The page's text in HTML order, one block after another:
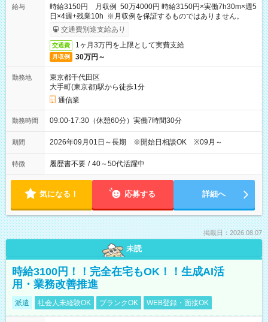
給与
時給3150円 月収例 50万4000円 時給3150円×実働7h30m×週5
日×4週+残業10h ※月収例を保証するものではありません。
交通費別途支給あり
交通費 1ヶ月3万円を上限として実費支給
月収例 30万円～
勤務地
東京都千代田区
大手町(東京都)駅から徒歩1分
通信業
勤務時間 09:00-17:30（休憩60分）実働7時間30分
期間 2026年09月01日～長期 ※開始日相談OK ※09月～
特徴 履歴書不要 / 40～50代活躍中
気になる！ 応募する 詳細へ
掲載日：2026.08.07
未読
時給3100円！！完全在宅もOK！！生成AI活
用・業務改善推進
派遣 社会人未経験OK ブランクOK WEB登録・面接OK